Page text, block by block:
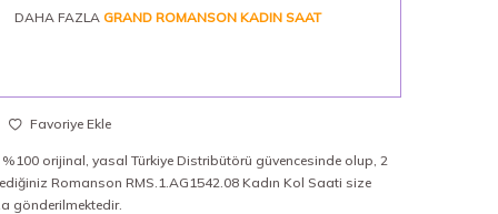
DAHA FAZLA GRAND ROMANSON KADIN SAAT
Favoriye Ekle
orijinal, yasal Türkiye Distribütörü güvencesinde olup, 2
Romanson RMS.1.AG1542.08 Kadın Kol Saati size
gönderilmektedir.